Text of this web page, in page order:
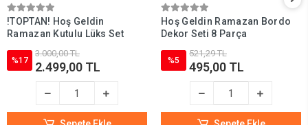
!TOPTAN! Hoş Geldin
Ramazan Kutulu Lüks Set
%17
3.000,00 TL
2.499,00 TL
Hoş Geldin Ramazan Bordo
Dekor Seti 8 Parça
%5
521,29 TL
495,00 TL